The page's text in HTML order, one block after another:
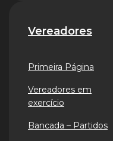
Vereadores
Primeira Página
Vereadores em
exercício
Bancada – Partidos